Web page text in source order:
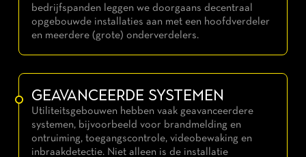
bedrijfspanden leggen we doorgaans decentraal
opgebouwde installaties aan met een hoofdverdeler
en meerdere (grote) onderverdelers.
GEAVANCEERDE SYSTEMEN
Utiliteitsgebouwen hebben vaak geavanceerdere
systemen, bijvoorbeeld voor brandmelding en
ontruiming, toegangscontrole, videobewaking en
inbraakdetectie. Niet alleen is de installatie